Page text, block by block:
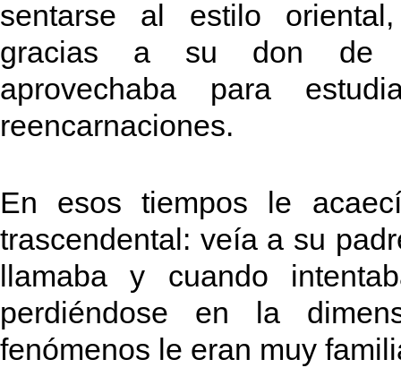
sentarse al estilo
gracias a su don de
aprovechaba para
reencarnaciones.
En esos tiempos le
trascendental: veía a su
llamaba y cuando
perdiéndose en la
fenómenos le eran muy